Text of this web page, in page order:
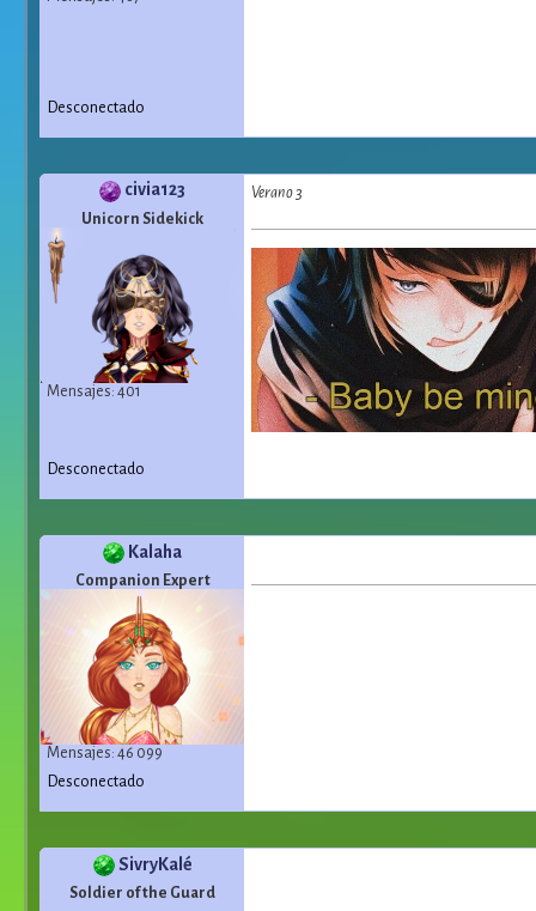
Desconectado
civia123
Unicorn Sidekick
Mensajes: 401
Verano 3
Desconectado
Kalaha
Companion Expert
Mensajes: 46 099
Desconectado
SivryKalé
Soldier of the Guard